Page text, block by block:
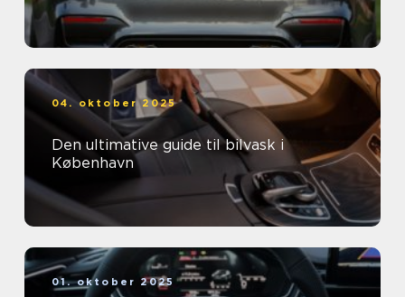
04. oktober 2025
Den ultimative guide til bilvask i
København
01. oktober 2025